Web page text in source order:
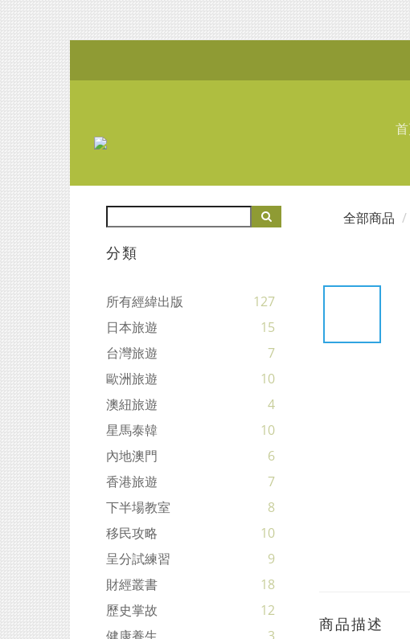
分類
所有經緯出版
127
日本旅遊
15
台灣旅遊
7
歐洲旅遊
10
澳紐旅遊
4
星馬泰韓
10
內地澳門
6
香港旅遊
7
下半場教室
8
移民攻略
10
呈分試練習
9
財經叢書
18
歷史掌故
12
全部商品
商品描述